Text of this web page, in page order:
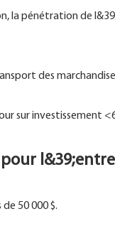
la pénétration de
des
sur investissement
50 000 $.